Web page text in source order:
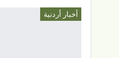
أخبار أردنية